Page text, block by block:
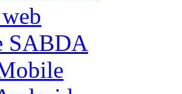
SABDA